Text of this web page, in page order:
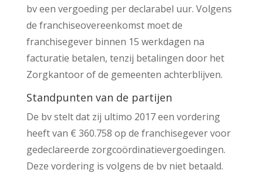
bv een vergoeding per declarabel uur. Volgens
de franchiseovereenkomst moet de
franchisegever binnen 15 werkdagen na
facturatie betalen, tenzij betalingen door het
Zorgkantoor of de gemeenten achterblijven.
Standpunten van de partijen
De bv stelt dat zij ultimo 2017 een vordering
heeft van € 360.758 op de franchisegever voor
gedeclareerde zorgcoördinatievergoedingen.
Deze vordering is volgens de bv niet betaald.